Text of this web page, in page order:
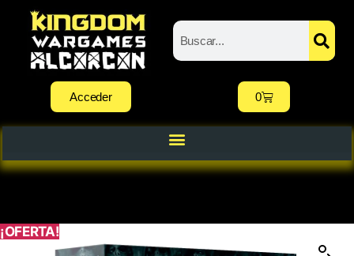
Acceder 0
¡OFERTA!